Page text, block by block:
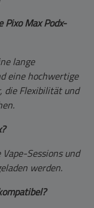
Pixo Max Podx-
lange
eine hochwertige
die Flexibilität und
Sessions und
werden.